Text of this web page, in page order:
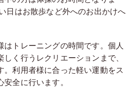
日はお散歩など外へのお出かけへ
はトレーニングの時間です。個人
しく行うレクリエーションまで、
。利用者様に合った軽い運動をス
全に行います。